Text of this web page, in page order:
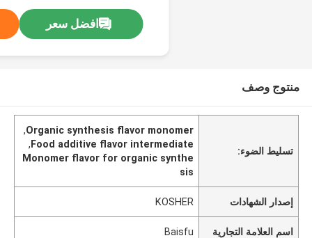
افضل سعر
منتوج وصف
تسليط الضوء:
Organic synthesis flavor monomer
,
Food additive flavor intermediate
,
Monomer flavor for organic synthe
sis
إصدار الشهادات KOSHER
اسم العلامة التجارية Baisfu